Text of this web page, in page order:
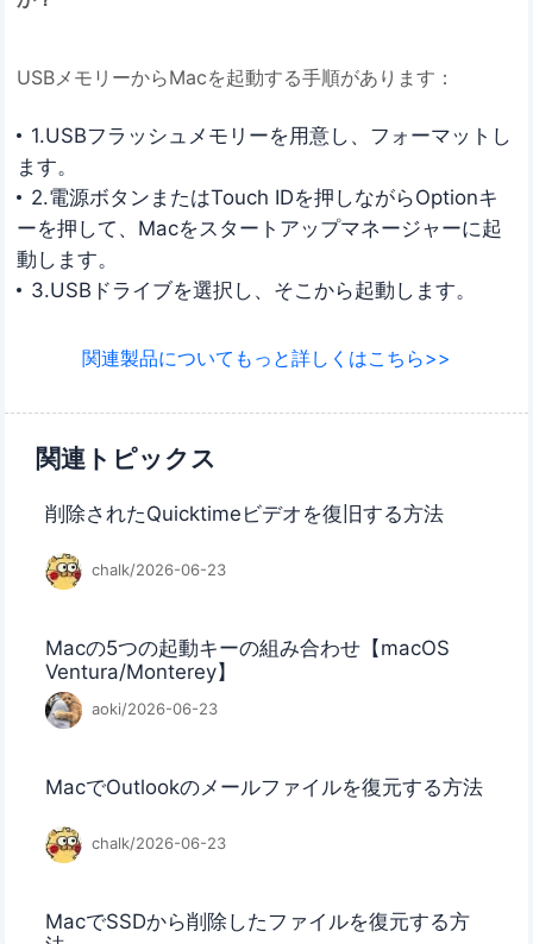
USBメモリーからMacを起動する手順があります：
1.USBフラッシュメモリーを用意し、フォーマットし
ます。
2.電源ボタンまたはTouch IDを押しながらOptionキ
ーを押して、Macをスタートアップマネージャーに起
動します。
3.USBドライブを選択し、そこから起動します。
関連製品についてもっと詳しくはこちら>>
関連トピックス
削除されたQuicktimeビデオを復旧する方法
chalk/2026-06-23
Macの5つの起動キーの組み合わせ【macOS
Ventura/Monterey】
aoki/2026-06-23
MacでOutlookのメールファイルを復元する方法
chalk/2026-06-23
MacでSSDから削除したファイルを復元する方